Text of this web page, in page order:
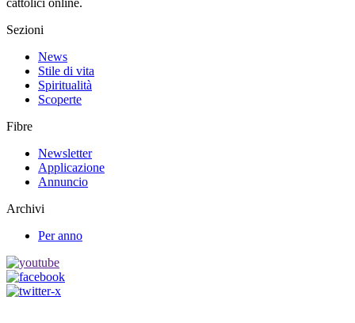
cattolici online.
Sezioni
News
Stile di vita
Spiritualità
Scoperte
Fibre
Newsletter
Applicazione
Annuncio
Archivi
Per anno